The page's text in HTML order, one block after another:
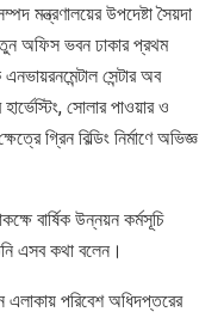
মন্ত্রণালয়ের উপদেষ্টা সৈয়দা
অফিস ভবন ঢাকার প্রথম
সেন্টার অব
সোলার পাওয়ার ও
গ্রিন বিল্ডিং নির্মাণে অভিজ্ঞ
বার্ষিক উন্নয়ন কর্মসূচি
এসব কথা বলেন।
এলাকায় পরিবেশ অধিদপ্তরের